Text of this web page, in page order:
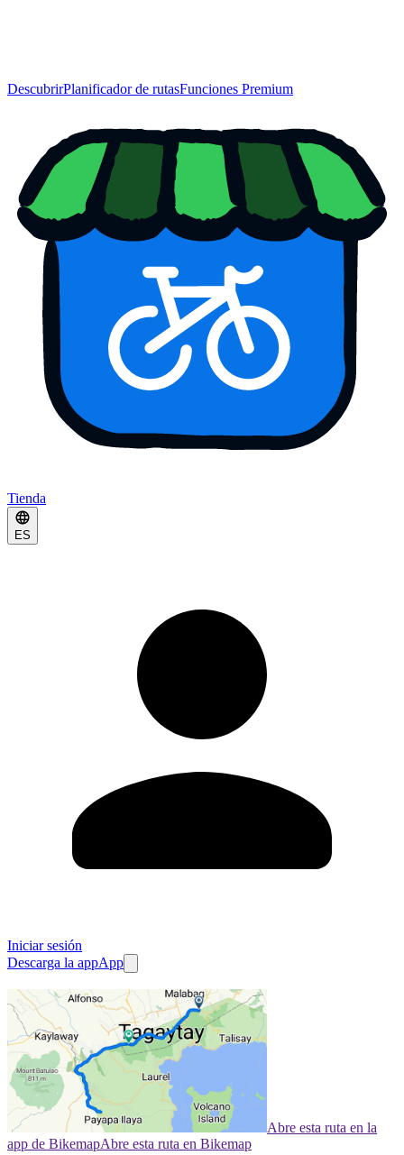
DescubrirPlanificador de rutasFunciones Premium
Tienda
ES
Iniciar sesión
Descarga la appApp
Abre esta ruta en la
app de BikemapAbre esta ruta en Bikemap